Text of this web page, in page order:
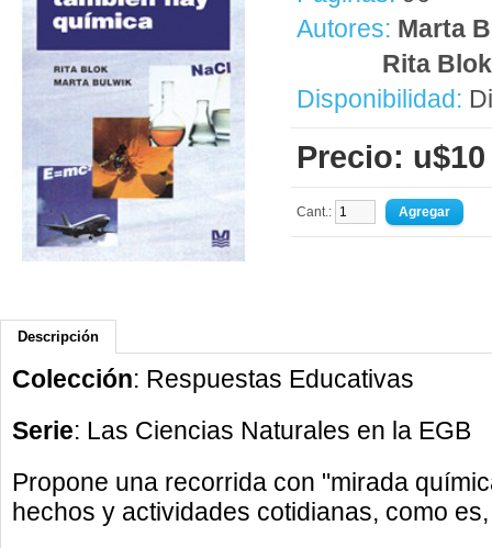
Autores: Marta
Rita Blok
Disponibilidad:
Precio: u$10
Cant.:
Descripción
Colección: Respuestas Educativas
Serie: Las Ciencias Naturales en la EGB
Propone una recorrida con "mirada
hechos y actividades cotidianas, como